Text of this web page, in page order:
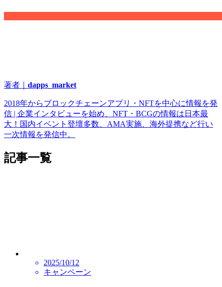
著者｜ dapps_market
2018年からブロックチェーンアプリ・NFTを中心に情報を発
信 | 企業インタビューを始め、NFT・BCGの情報は日本最
大！国内イベント登壇多数、AMA実施、海外提携など行い
一次情報を発信中。
記事一覧
2025/10/12
キャンペーン